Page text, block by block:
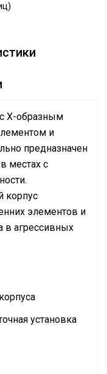
Х-образным
и
предназначен
местах с
корпус
элементов и
в агрессивных
установка